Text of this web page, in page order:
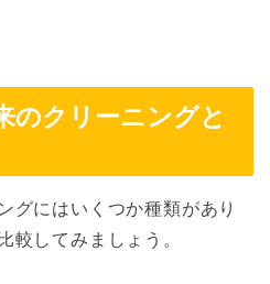
クリーニングと
グにはいくつか種類があり
較してみましょう。